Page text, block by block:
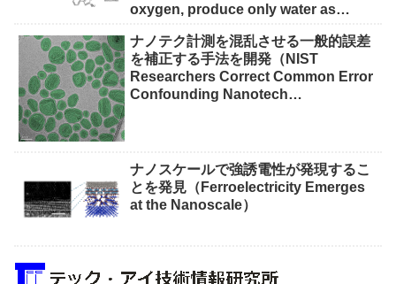
oxygen, produce only water as
ナノテク計測を混乱させる一般的誤差
を補正する手法を開発（NIST
Researchers Correct Common Error
Confounding Nanotech
ナノスケールで強誘電性が発現するこ
とを発見（Ferroelectricity Emerges
at the Nanoscale）